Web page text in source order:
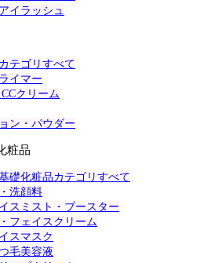
イラッシュ
テゴリすべて
イマー
クリーム
ン・パウダー
粧品
礎化粧品カテゴリすべて
洗顔料
スミスト・ブースター
フェイスクリーム
スマスク
毛美容液